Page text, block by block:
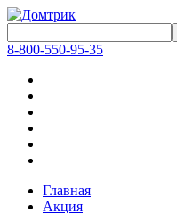
8-800-550-95-35
Главная
Акция